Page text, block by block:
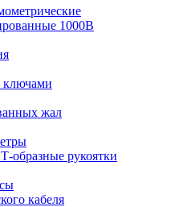
1000В
ключами
жал
рукоятки
кабеля